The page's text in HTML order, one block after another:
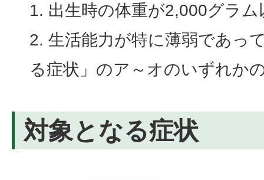
出生時の体重が2,000グラム
生活能力が特に薄弱であっ
る症状」のア～オのいずれか
対象となる症状